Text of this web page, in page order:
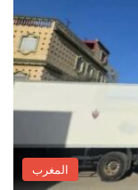
المغرب